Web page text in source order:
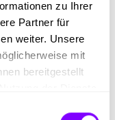
zu Ihrer
Partner für
weiter. Unsere
mit
bereitgestellt